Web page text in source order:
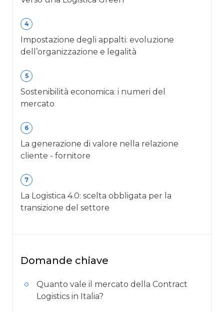
4
Impostazione degli appalti: evoluzione
dell’organizzazione e legalità
5
Sostenibilità economica: i numeri del
mercato
6
La generazione di valore nella relazione
cliente - fornitore
7
La Logistica 4.0: scelta obbligata per la
transizione del settore
Domande chiave
Quanto vale il mercato della Contract
Logistics in Italia?